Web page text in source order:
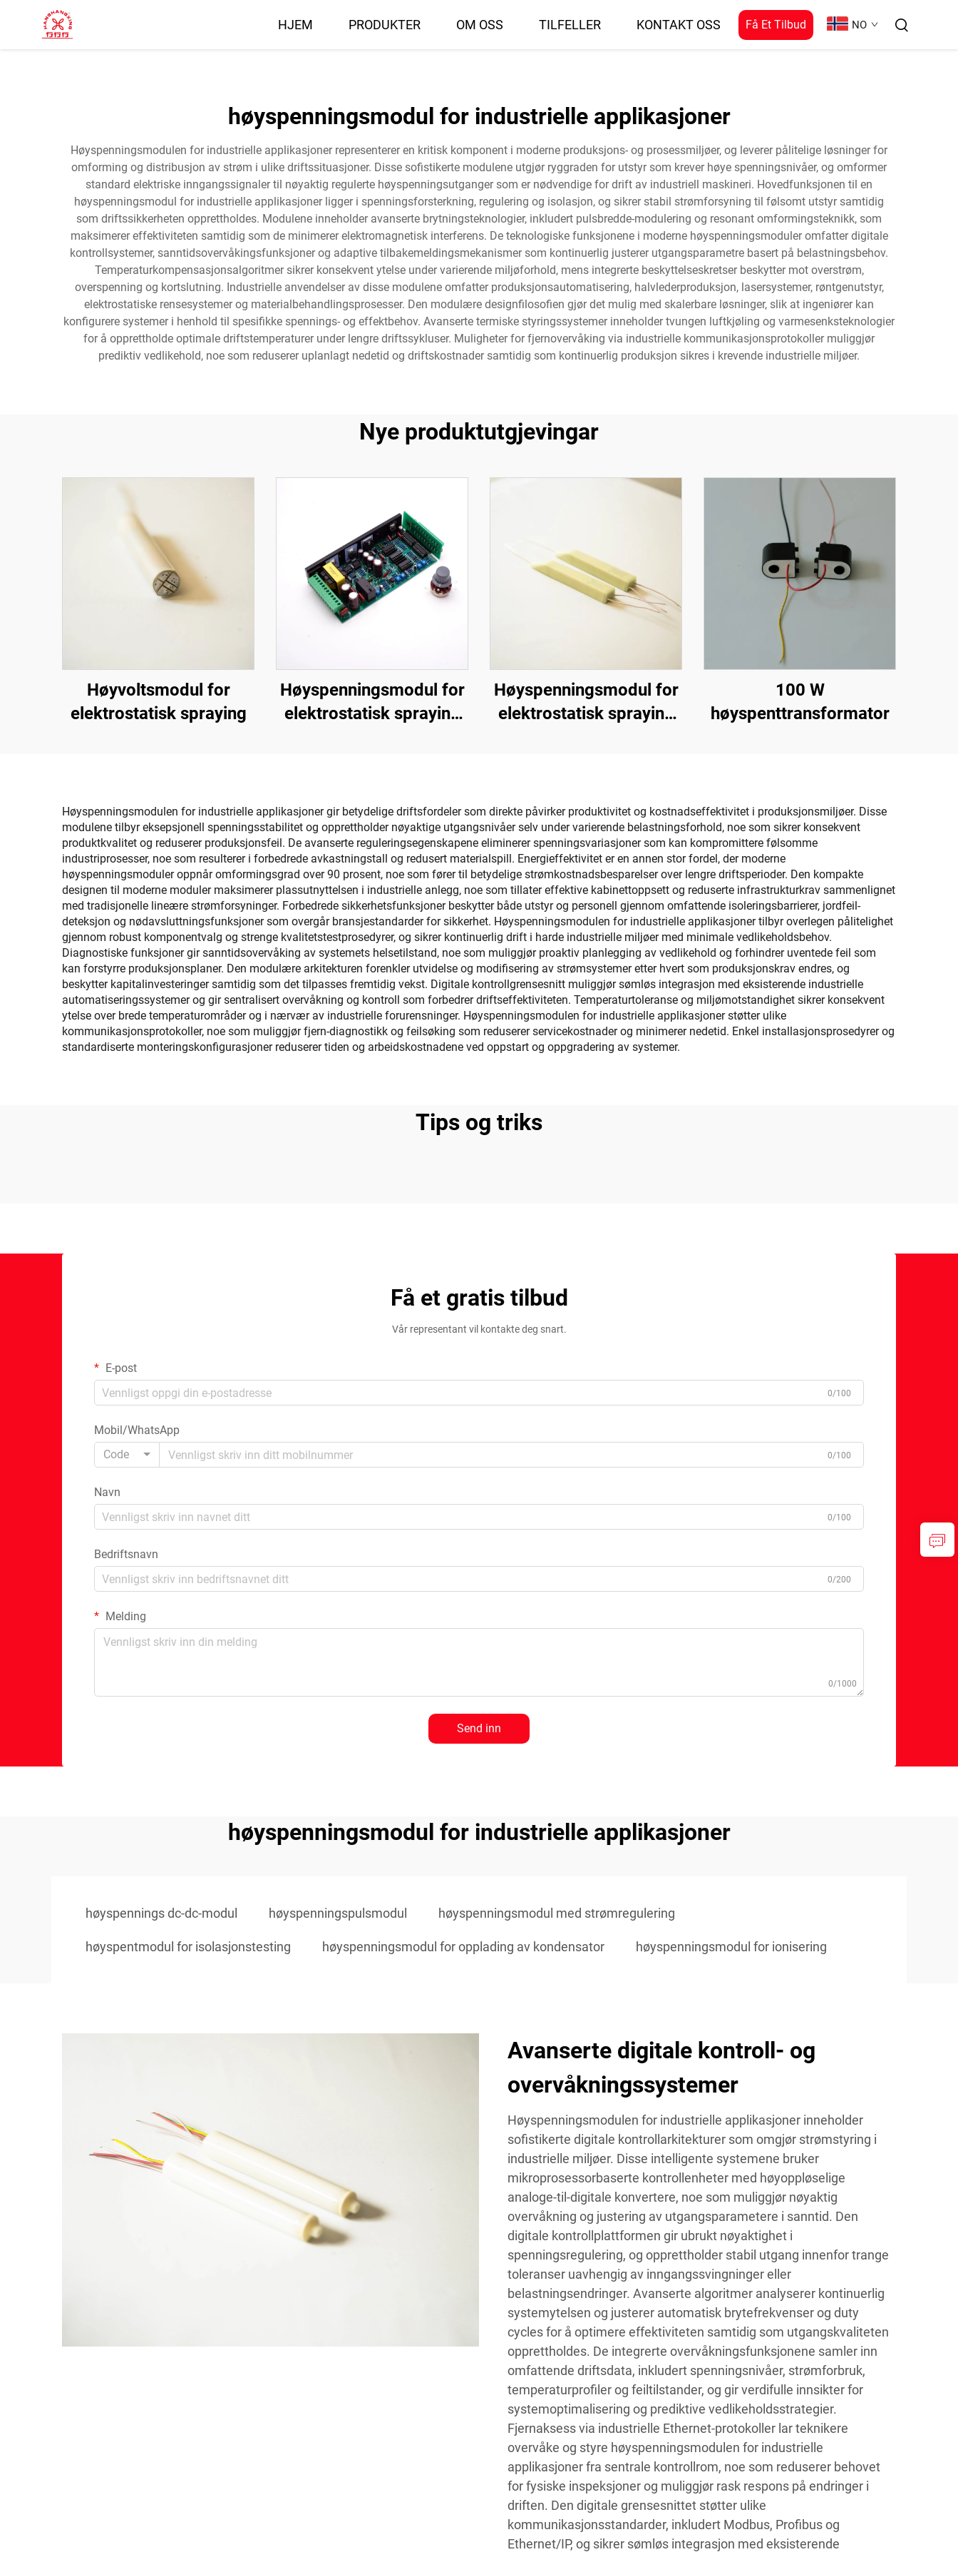
HJEM PRODUKTER OM OSS TILFELLER KONTAKT OSS Få Et Tilbud NO
høyspenningsmodul for industrielle applikasjoner
Høyspenningsmodulen for industrielle applikasjoner representerer en kritisk komponent i moderne produksjons- og prosessmiljøer, og leverer pålitelige løsninger for
omforming og distribusjon av strøm i ulike driftssituasjoner. Disse sofistikerte modulene utgjør ryggraden for utstyr som krever høye spenningsnivåer, og omformer
standard elektriske inngangssignaler til nøyaktig regulerte høyspenningsutganger som er nødvendige for drift av industriell maskineri. Hovedfunksjonen til en
høyspenningsmodul for industrielle applikasjoner ligger i spenningsforsterkning, regulering og isolasjon, og sikrer stabil strømforsyning til følsomt utstyr samtidig
som driftssikkerheten opprettholdes. Modulene inneholder avanserte brytningsteknologier, inkludert pulsbredde-modulering og resonant omformingsteknikk, som
maksimerer effektiviteten samtidig som de minimerer elektromagnetisk interferens. De teknologiske funksjonene i moderne høyspenningsmoduler omfatter digitale
kontrollsystemer, sanntidsovervåkingsfunksjoner og adaptive tilbakemeldingsmekanismer som kontinuerlig justerer utgangsparametre basert på belastningsbehov.
Temperaturkompensasjonsalgoritmer sikrer konsekvent ytelse under varierende miljøforhold, mens integrerte beskyttelseskretser beskytter mot overstrøm,
overspenning og kortslutning. Industrielle anvendelser av disse modulene omfatter produksjonsautomatisering, halvlederproduksjon, lasersystemer, røntgenutstyr,
elektrostatiske rensesystemer og materialbehandlingsprosesser. Den modulære designfilosofien gjør det mulig med skalerbare løsninger, slik at ingeniører kan
konfigurere systemer i henhold til spesifikke spennings- og effektbehov. Avanserte termiske styringssystemer inneholder tvungen luftkjøling og varmesenksteknologier
for å opprettholde optimale driftstemperaturer under lengre driftssykluser. Muligheter for fjernovervåking via industrielle kommunikasjonsprotokoller muliggjør
prediktiv vedlikehold, noe som reduserer uplanlagt nedetid og driftskostnader samtidig som kontinuerlig produksjon sikres i krevende industrielle miljøer.
Nye produktutgjevingar
Høyvoltsmodul for
elektrostatisk spraying
Høyspenningsmodul for
elektrostatisk spraying
Høyspenningsmodul for
elektrostatisk spraying
100 W
høyspenttransformator
Høyspenningsmodulen for industrielle applikasjoner gir betydelige driftsfordeler som direkte påvirker produktivitet og kostnadseffektivitet i produksjonsmiljøer. Disse
modulene tilbyr eksepsjonell spenningsstabilitet og opprettholder nøyaktige utgangsnivåer selv under varierende belastningsforhold, noe som sikrer konsekvent
produktkvalitet og reduserer produksjonsfeil. De avanserte reguleringsegenskapene eliminerer spenningsvariasjoner som kan kompromittere følsomme
industriprosesser, noe som resulterer i forbedrede avkastningstall og redusert materialspill. Energieffektivitet er en annen stor fordel, der moderne
høyspenningsmoduler oppnår omformingsgrad over 90 prosent, noe som fører til betydelige strømkostnadsbesparelser over lengre driftsperioder. Den kompakte
designen til moderne moduler maksimerer plassutnyttelsen i industrielle anlegg, noe som tillater effektive kabinettoppsett og reduserte infrastrukturkrav sammenlignet
med tradisjonelle lineære strømforsyninger. Forbedrede sikkerhetsfunksjoner beskytter både utstyr og personell gjennom omfattende isoleringsbarrierer, jordfeil-
deteksjon og nødavsluttningsfunksjoner som overgår bransjestandarder for sikkerhet. Høyspenningsmodulen for industrielle applikasjoner tilbyr overlegen pålitelighet
gjennom robust komponentvalg og strenge kvalitetstestprosedyrer, og sikrer kontinuerlig drift i harde industrielle miljøer med minimale vedlikeholdsbehov.
Diagnostiske funksjoner gir sanntidsovervåking av systemets helsetilstand, noe som muliggjør proaktiv planlegging av vedlikehold og forhindrer uventede feil som
kan forstyrre produksjonsplaner. Den modulære arkitekturen forenkler utvidelse og modifisering av strømsystemer etter hvert som produksjonskrav endres, og
beskytter kapitalinvesteringer samtidig som det tilpasses fremtidig vekst. Digitale kontrollgrensesnitt muliggjør sømløs integrasjon med eksisterende industrielle
automatiseringssystemer og gir sentralisert overvåkning og kontroll som forbedrer driftseffektiviteten. Temperaturtoleranse og miljømotstandighet sikrer konsekvent
ytelse over brede temperaturområder og i nærvær av industrielle forurensninger. Høyspenningsmodulen for industrielle applikasjoner støtter ulike
kommunikasjonsprotokoller, noe som muliggjør fjern-diagnostikk og feilsøking som reduserer servicekostnader og minimerer nedetid. Enkel installasjonsprosedyrer og
standardiserte monteringskonfigurasjoner reduserer tiden og arbeidskostnadene ved oppstart og oppgradering av systemer.
Tips og triks
Få et gratis tilbud
Vår representant vil kontakte deg snart.
E-post
0/100
Mobil/WhatsApp
Code
0/100
Navn
0/100
Bedriftsnavn
0/200
Melding
0/1000
Send inn
høyspenningsmodul for industrielle applikasjoner
høyspennings dc-dc-modul høyspenningspulsmodul høyspenningsmodul med strømregulering
høyspentmodul for isolasjonstesting høyspenningsmodul for opplading av kondensator høyspenningsmodul for ionisering
Avanserte digitale kontroll- og
overvåkningssystemer
Høyspenningsmodulen for industrielle applikasjoner inneholder
sofistikerte digitale kontrollarkitekturer som omgjør strømstyring i
industrielle miljøer. Disse intelligente systemene bruker
mikroprosessorbaserte kontrollenheter med høyoppløselige
analoge-til-digitale konvertere, noe som muliggjør nøyaktig
overvåkning og justering av utgangsparametere i sanntid. Den
digitale kontrollplattformen gir ubrukt nøyaktighet i
spenningsregulering, og opprettholder stabil utgang innenfor trange
toleranser uavhengig av inngangssvingninger eller
belastningsendringer. Avanserte algoritmer analyserer kontinuerlig
systemytelsen og justerer automatisk brytefrekvenser og duty
cycles for å optimere effektiviteten samtidig som utgangskvaliteten
opprettholdes. De integrerte overvåkningsfunksjonene samler inn
omfattende driftsdata, inkludert spenningsnivåer, strømforbruk,
temperaturprofiler og feiltilstander, og gir verdifulle innsikter for
systemoptimalisering og prediktive vedlikeholdsstrategier.
Fjernaksess via industrielle Ethernet-protokoller lar teknikere
overvåke og styre høyspenningsmodulen for industrielle
applikasjoner fra sentrale kontrollrom, noe som reduserer behovet
for fysiske inspeksjoner og muliggjør rask respons på endringer i
driften. Den digitale grensesnittet støtter ulike
kommunikasjonsstandarder, inkludert Modbus, Profibus og
Ethernet/IP, og sikrer sømløs integrasjon med eksisterende